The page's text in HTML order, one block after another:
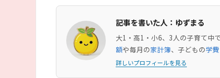
記事を書いた人：ゆずまる
大1・高1・小6、3人の子育て中
額や毎月の家計簿、子どもの学費
詳しいプロフィールを見る